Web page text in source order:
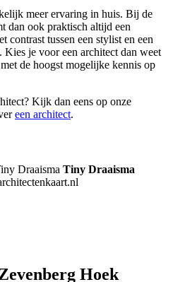
meer ervaring in huis. Bij de
dan ook praktisch altijd een
contrast tussen een stylist en een
je voor een architect dan weet
de hoogst mogelijke kennis op
Kijk dan eens op onze
een architect.
Tiny Draaisma
Hoek